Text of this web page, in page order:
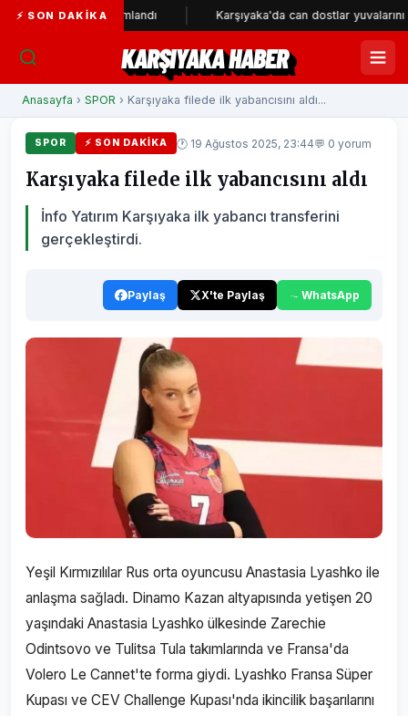
⚡ SON DAKIKA
tamamlandı Karşıyaka'da can dostlar yuvalarını bekliyor
KARŞIYAKA HABER
Anasayfa › SPOR › Karşıyaka filede ilk yabancısını aldı...
SPOR ⚡ SON DAKIKA 🕐 19 Ağustos 2025, 23:44💬 0 yorum
Karşıyaka filede ilk yabancısını aldı
İnfo Yatırım Karşıyaka ilk yabancı transferini
gerçekleştirdi.
Paylaş X'te Paylaş WhatsApp
Yeşil Kırmızılılar Rus orta oyuncusu Anastasia Lyashko ile
anlaşma sağladı. Dinamo Kazan altyapısında yetişen 20
yaşındaki Anastasia Lyashko ülkesinde Zarechie
Odintsovo ve Tulitsa Tula takımlarında ve Fransa'da
Volero Le Cannet'te forma giydi. Lyashko Fransa Süper
Kupası ve CEV Challenge Kupası'nda ikincilik başarılarını